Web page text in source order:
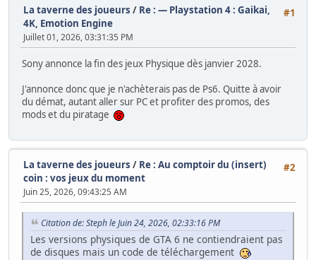
#1
La taverne des joueurs / Re : — Playstation 4 : Gaikai,
4K, Emotion Engine
Juillet 01, 2026, 03:31:35 PM
Sony annonce la fin des jeux Physique dès janvier 2028.
J'annonce donc que je n'achèterais pas de Ps6. Quitte à avoir
du démat, autant aller sur PC et profiter des promos, des
mods et du piratage
#2
La taverne des joueurs / Re : Au comptoir du (insert)
coin : vos jeux du moment
Juin 25, 2026, 09:43:25 AM
Citation de: Steph le Juin 24, 2026, 02:33:16 PM
Les versions physiques de GTA 6 ne contiendraient pas
de disques mais un code de téléchargement